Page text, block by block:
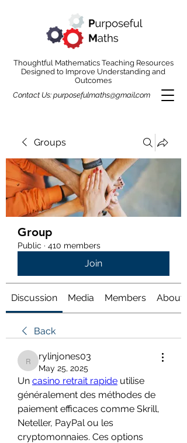
Thoughtful Mathematics Teaching Resources
Designed to Improve Understanding and
Outcomes
Contact Us: purposefulmaths@gmail.com
Groups
Group
Public · 410 members
Join
Discussion Media Members About
Back
rylinjones03
rylinjones03
May 25, 2025
Un casino retrait rapide utilise
généralement des méthodes de
paiement efficaces comme Skrill,
Neteller, PayPal ou les
cryptomonnaies. Ces options